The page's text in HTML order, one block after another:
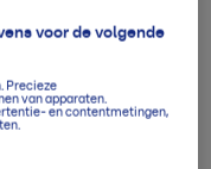
voor de volgende
Precieze
van apparaten.
en contentmetingen,